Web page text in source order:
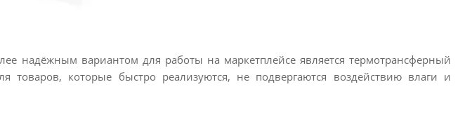
надёжным вариантом для работы на маркетплейсе является термотрансферный
товаров, которые быстро реализуются, не подвергаются воздействию влаги и